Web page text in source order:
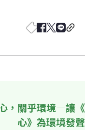
，關乎環境—讓
心》為環境發聲